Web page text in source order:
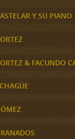
Y SU PIANO
& FACUNDO